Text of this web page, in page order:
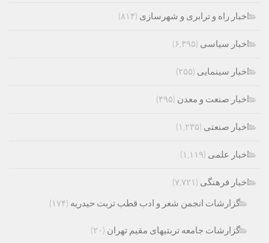
اخبار راه و ترابری و شهرسازی (۸۱۴)
اخبار سیاسی (۶,۳۹۵)
اخبار سینمایی (۲۵۵)
اخبار صنعت و معدن (۴۹۵)
اخبار صنعتی (۱,۲۳۵)
اخبار علمی (۱,۱۱۹)
اخبار فرهنگی (۷,۷۲۱)
گزارشات انجمن شعر و ادب قطب تربت حیدریه (۱۷۴)
گزارشات جامعه تربتیهای مقیم تهران (۲۰)